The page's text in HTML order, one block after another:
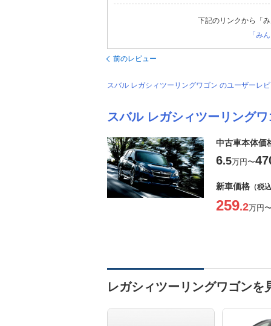
下記のリンクから「
「み
前のレビュー
スバル レガシィツーリングワゴン のユーザーレ
スバル レガシィツーリングワ
中古車本体価
6.5万円〜
新車価格 （税
259.2万円
レガシィツーリングワゴン